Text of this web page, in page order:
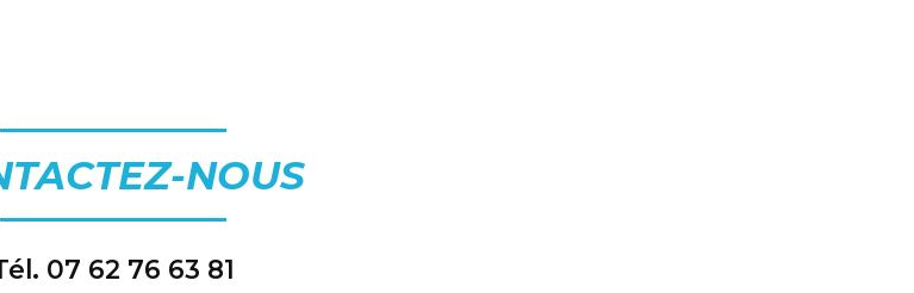
NOUS
07 62 76 63 81